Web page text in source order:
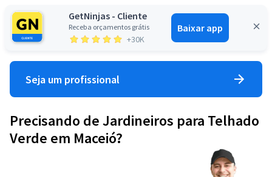
GetNinjas - Cliente
Receba orçamentos grátis
+30K
Baixar app
Entrar
Seja um profissional
Precisando de Jardineiros para Telhado
Verde em Maceió?